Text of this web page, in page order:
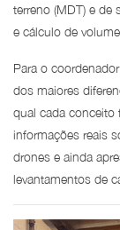
terreno (MDT) e de
e cálculo de volume.
Para o
dos maiores
qual cada conceito
informações reais
drones e ainda
levantamentos de